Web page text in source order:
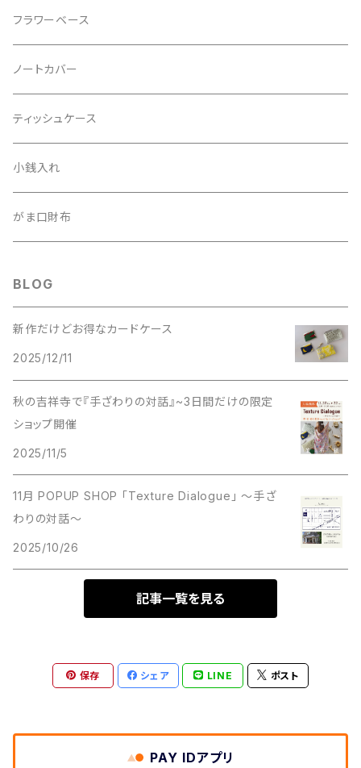
フラワーベース
ノートカバー
ティッシュケース
小銭入れ
がま口財布
BLOG
新作だけどお得なカードケース
2025/12/11
秋の吉祥寺で『手ざわりの対話』~3日間だけの限定
ショップ開催
2025/11/5
11月 POPUP SHOP 「Texture Dialogue」 ～手ざ
わりの対話～
2025/10/26
記事一覧を見る
保存 シェア LINE ポスト
PAY IDアプリ